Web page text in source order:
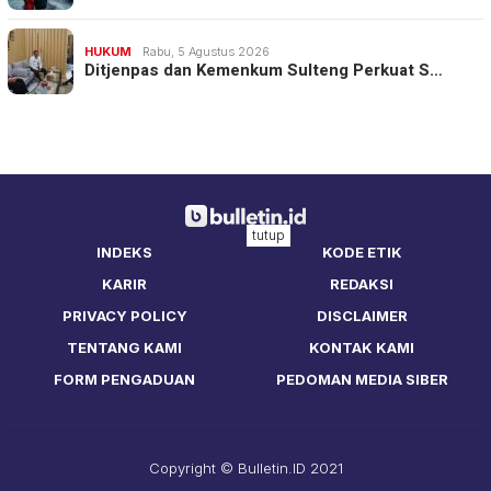
HUKUM Rabu, 5 Agustus 2026
Ditjenpas dan Kemenkum Sulteng Perkuat S…
INDEKS
KODE ETIK
KARIR
REDAKSI
PRIVACY POLICY
DISCLAIMER
TENTANG KAMI
KONTAK KAMI
FORM PENGADUAN
PEDOMAN MEDIA SIBER
Copyright © Bulletin.ID 2021
tutup